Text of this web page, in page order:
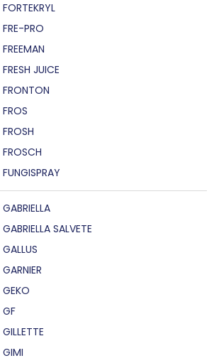
FORTEKRYL
FRE-PRO
FREEMAN
FRESH JUICE
FRONTON
FROS
FROSH
FROSCH
FUNGISPRAY
GABRIELLA
GABRIELLA SALVETE
GALLUS
GARNIER
GEKO
GF
GILLETTE
GIMI